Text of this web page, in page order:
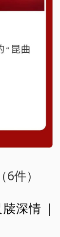
件）
深情 |